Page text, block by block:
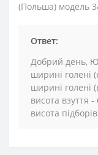
(Польша) модель
Ответ:
Добрий день,
ширині голені
ширині голені
висота взуття -
висота